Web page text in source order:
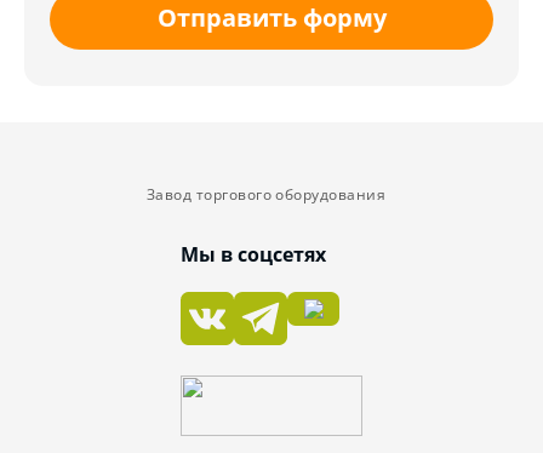
Отправить форму
Завод торгового оборудования
Мы в соцсетях